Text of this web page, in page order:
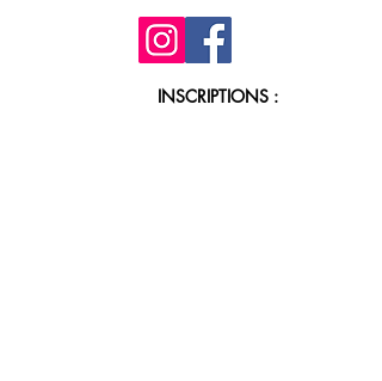
INSCRIPTIONS :